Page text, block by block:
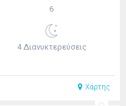
6
4 Διανυκτερεύσεις
Χάρτης